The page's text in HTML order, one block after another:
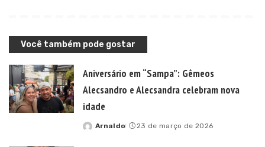
Você também pode gostar
Aniversário em “Sampa”: Gêmeos
Alecsandro e Alecsandra celebram nova
idade
Posted
Arnaldo 23 de março de 2026